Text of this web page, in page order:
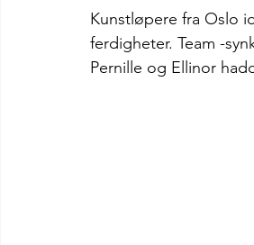
Kunstløpere fra Oslo
ferdigheter. Team -
Pernille og Ellinor